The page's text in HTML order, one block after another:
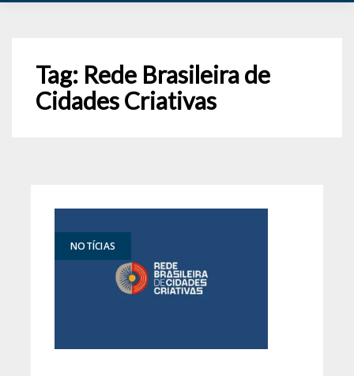
Tag: Rede Brasileira de
Cidades Criativas
NOTÍCIAS